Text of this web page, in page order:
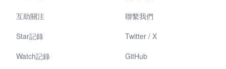
互助關注
Star記錄
Watch記錄
聯繫我們
Twitter / X
GitHub